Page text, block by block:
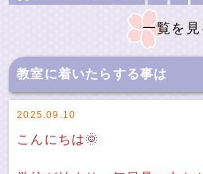
一覧を見
教室に着いたらする事は
2025.09.10
こんにちは🌞